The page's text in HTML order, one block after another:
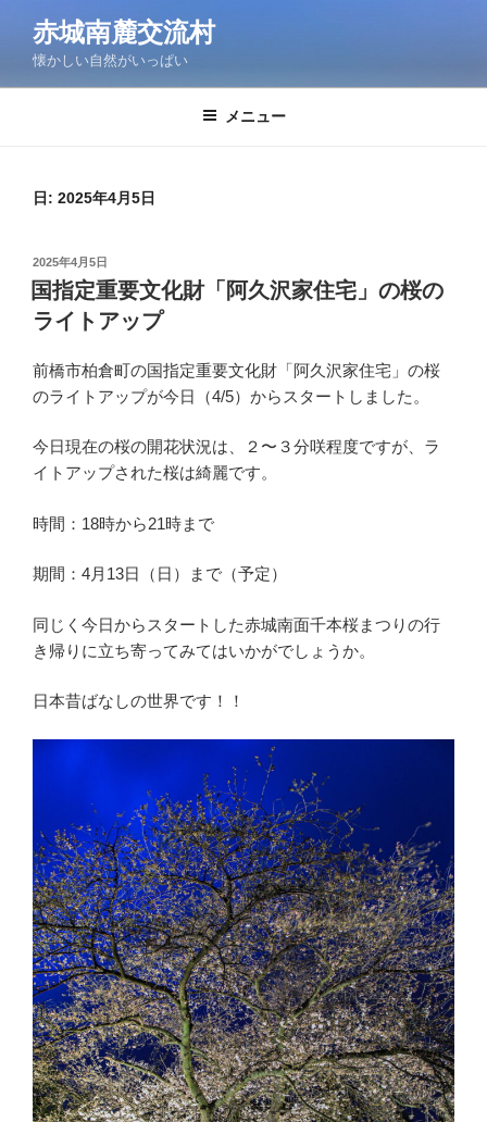
ン
赤城南麓交流村
懐かしい自然がいっぱい
メニュー
日: 2025年4月5日
投
稿
日:
2025年4月5日
国指定重要文化財「阿久沢家住宅」の桜の
ライトアップ
前橋市柏倉町の国指定重要文化財「阿久沢家住宅」の桜
のライトアップが今日（4/5）からスタートしました。
今日現在の桜の開花状況は、２〜３分咲程度ですが、ラ
イトアップされた桜は綺麗です。
時間：18時から21時まで
期間：4月13日（日）まで（予定）
同じく今日からスタートした赤城南面千本桜まつりの行
き帰りに立ち寄ってみてはいかがでしょうか。
日本昔ばなしの世界です！！